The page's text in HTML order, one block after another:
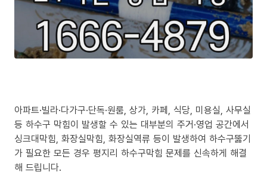
아파트·빌라·다가구·단독·원룸, 상가, 카페, 식당, 미용실, 사무실
등 하수구 막힘이 발생할 수 있는 대부분의 주거·영업 공간에서
싱크대막힘, 화장실막힘, 화장실역류 등이 발생하여 하수구뚫기
가 필요한 모든 경우 평지리 하수구막힘 문제를 신속하게 해결
해 드립니다.